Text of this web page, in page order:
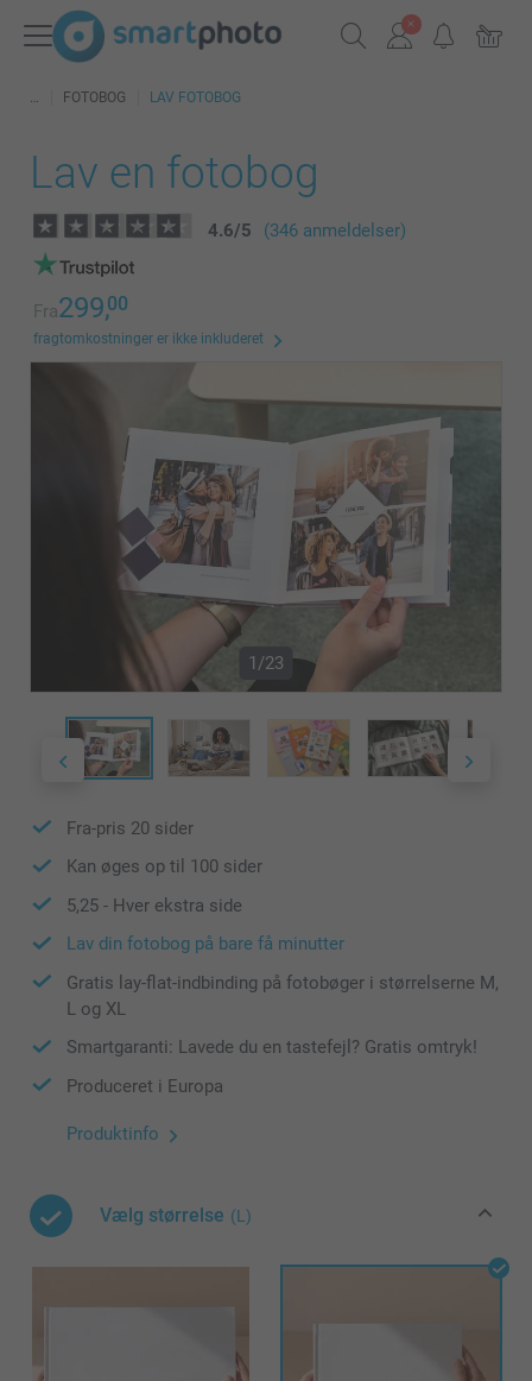
FOTOBOG LAV FOTOBOG
Lav en fotobog
4.6/5 (346 anmeldelser)
Fra299,00
fragtomkostninger er ikke inkluderet
1/23
Fra-pris 20 sider
Kan øges op til 100 sider
5,25 - Hver ekstra side
Lav din fotobog på bare få minutter
Gratis lay-flat-indbinding på fotobøger i størrelserne M,
L og XL
Smartgaranti: Lavede du en tastefejl? Gratis omtryk!
Produceret i Europa
Produktinfo
Vælg størrelse (L)